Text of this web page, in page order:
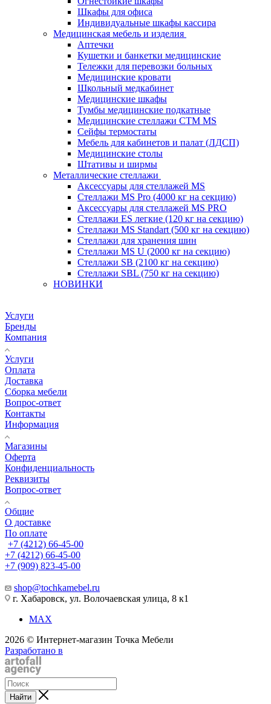
Шкафы для офиса
Индивидуальные шкафы кассира
Медицинская мебель и изделия
Аптечки
Кушетки и банкетки медицинские
Тележки для перевозки больных
Медицинские кровати
Школьный медкабинет
Медицинские шкафы
Тумбы медицинские подкатные
Медицинские стеллажи CTM MS
Сейфы термостаты
Мебель для кабинетов и палат (ЛДСП)
Медицинские столы
Штативы и ширмы
Металлические стеллажи
Аксессуары для стеллажей MS
Стеллажи MS Pro (4000 кг на секцию)
Аксессуары для стеллажей MS PRO
Стеллажи ES легкие (120 кг на секцию)
Стеллажи MS Standart (500 кг на секцию)
Стеллажи для хранения шин
Стеллажи MS U (2000 кг на секцию)
Стеллажи SB (2100 кг на секцию)
Стеллажи SBL (750 кг на секцию)
НОВИНКИ
Услуги
Бренды
Компания
Услуги
Оплата
Доставка
Сборка мебели
Вопрос-ответ
Контакты
Информация
Магазины
Оферта
Конфиденциальность
Реквизиты
Вопрос-ответ
Общие
О доставке
По оплате
+7 (4212) 66-45-00
+7 (4212) 66-45-00
+7 (909) 823-45-00
shop@tochkamebel.ru
г. Хабаровск, ул. Волочаевская улица, 8 к1
MAX
2026 © Интернет-магазин Точка Мебели
Разработано в
Найти